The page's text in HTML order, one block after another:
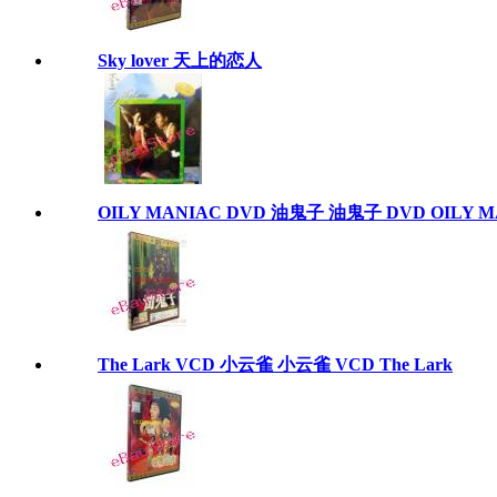
Sky lover 天上的恋人
OILY MANIAC DVD 油鬼子 油鬼子 DVD OILY
The Lark VCD 小云雀 小云雀 VCD The Lark